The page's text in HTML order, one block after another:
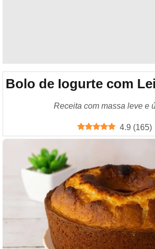
Bolo de Iogurte com
Receita com massa leve e
4.9 (165)